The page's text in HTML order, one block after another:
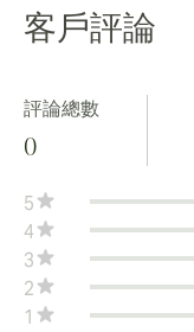
客戶評論
評論總數
0
5
4
3
2
1